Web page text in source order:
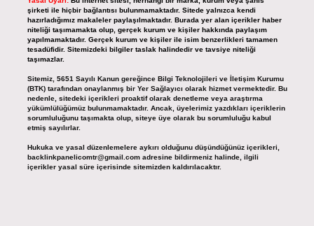
şirketi ile hiçbir bağlantısı bulunmamaktadır. Sitede yalnızca kendi
hazırladığımız makaleler paylaşılmaktadır. Burada yer alan içerikler haber
niteliği taşımamakta olup, gerçek kurum ve kişiler hakkında paylaşım
yapılmamaktadır. Gerçek kurum ve kişiler ile isim benzerlikleri tamamen
tesadüfidir. Sitemizdeki bilgiler taslak halindedir ve tavsiye niteliği
taşımazlar.
Sitemiz, 5651 Sayılı Kanun gereğince Bilgi Teknolojileri ve İletişim Kurumu
(BTK) tarafından onaylanmış bir Yer Sağlayıcı olarak hizmet vermektedir. Bu
nedenle, sitedeki içerikleri proaktif olarak denetleme veya araştırma
yükümlülüğümüz bulunmamaktadır. Ancak, üyelerimiz yazdıkları içeriklerin
sorumluluğunu taşımakta olup, siteye üye olarak bu sorumluluğu kabul
etmiş sayılırlar.
Hukuka ve yasal düzenlemelere aykırı olduğunu düşündüğünüz içerikleri,
backlinkpanelicomtr@gmail.comadresine bildirmeniz halinde, ilgili
içerikler yasal süre içerisinde sitemizden kaldırılacaktır.